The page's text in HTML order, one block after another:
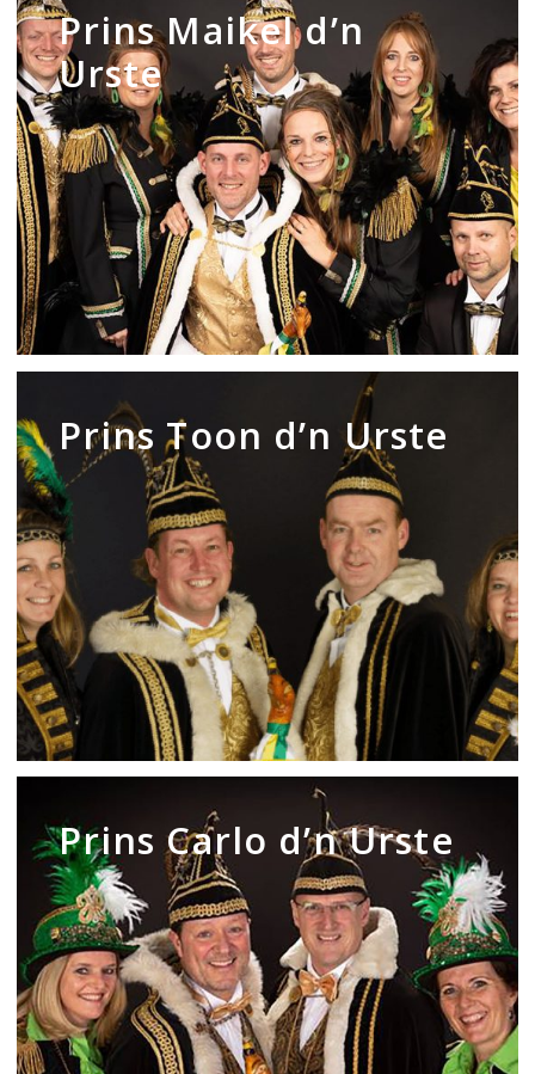
Maikel
d’n
Urste
Prins Maikel d’n
Urste
Toon
d’n
Urste
Prins Toon d’n Urste
Carlo
d’n
Urste
Prins Carlo d’n Urste